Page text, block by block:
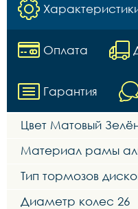
Оплата
Гарантия
Цвет Матовый
Материал рамы
Тип тормозов
Диаметр колес 26